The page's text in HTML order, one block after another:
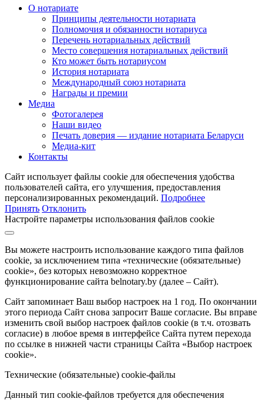
О нотариате
Принципы деятельности нотариата
Полномочия и обязанности нотариуса
Перечень нотариальных действий
Место совершения нотариальных действий
Кто может быть нотариусом
История нотариата
Международный союз нотариата
Награды и премии
Медиа
Фотогалерея
Наши видео
Печать доверия — издание нотариата Беларуси
Медиа-кит
Контакты
Сайт использует файлы cookie для обеспечения удобства
пользователей сайта, его улучшения, предоставления
персонализированных рекомендаций. Подробнее
Принять Отклонить
Настройте параметры использования файлов cookie
Вы можете настроить использование каждого типа файлов
cookie, за исключением типа «технические (обязательные)
cookie», без которых невозможно корректное
функционирование сайта belnotary.by (далее – Сайт).
Сайт запоминает Ваш выбор настроек на 1 год. По окончании
этого периода Сайт снова запросит Ваше согласие. Вы вправе
изменить свой выбор настроек файлов cookie (в т.ч. отозвать
согласие) в любое время в интерфейсе Сайта путем перехода
по ссылке в нижней части страницы Сайта «Выбор настроек
cookie».
Технические (обязательные) cookie-файлы
Данный тип cookie-файлов требуется для обеспечения